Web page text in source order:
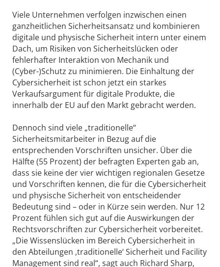
Viele Unternehmen verfolgen inzwischen einen
ganzheitlichen Sicherheitsansatz und kombinieren
digitale und physische Sicherheit intern unter einem
Dach, um Risiken von Sicherheitslücken oder
fehlerhafter Interaktion von Mechanik und
(Cyber-)Schutz zu minimieren. Die Einhaltung der
Cybersicherheit ist schon jetzt ein starkes
Verkaufsargument für digitale Produkte, die
innerhalb der EU auf den Markt gebracht werden.
Dennoch sind viele „traditionelle“
Sicherheitsmitarbeiter in Bezug auf die
entsprechenden Vorschriften unsicher. Über die
Hälfte (55 Prozent) der befragten Experten gab an,
dass sie keine der vier wichtigen regionalen Gesetze
und Vorschriften kennen, die für die Cybersicherheit
und physische Sicherheit von entscheidender
Bedeutung sind – oder in Kürze sein werden. Nur 12
Prozent fühlen sich gut auf die Auswirkungen der
Rechtsvorschriften zur Cybersicherheit vorbereitet.
„Die Wissenslücken im Bereich Cybersicherheit in
den Abteilungen ,traditionelle‘ Sicherheit und Facility
Management sind real“, sagt auch Richard Sharp,